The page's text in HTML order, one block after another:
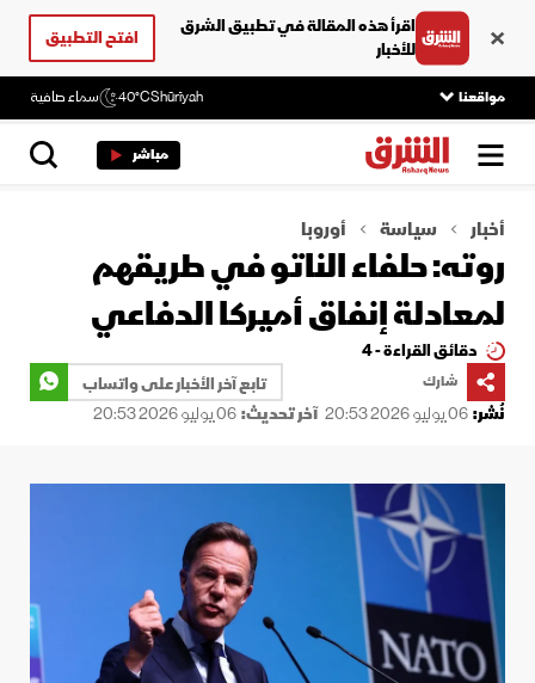
اقرأ هذه المقالة في تطبيق الشرق
للأخبار
افتح التطبيق
مواقعنا Shūrīyah
40°C سماء صافية
مباشر
أخبار سياسة أوروبا
روته: حلفاء الناتو في طريقهم
لمعادلة إنفاق أميركا الدفاعي
دقائق القراءة - 4
شارك
تابع آخر الأخبار على واتساب
نُشر:06 يوليو 2026 20:53 آخر تحديث:06 يوليو 2026 20:53